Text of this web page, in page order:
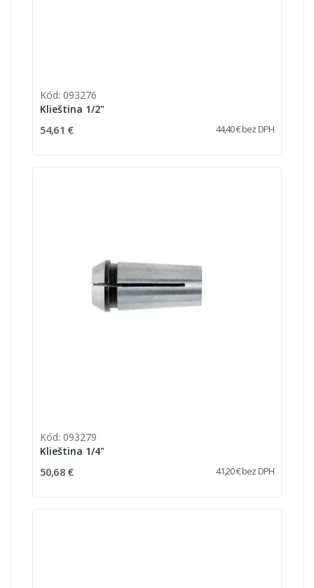
Kód: 093276
Klieština 1/2"
54,61 € 44,40 € bez DPH
Kód: 093279
Klieština 1/4"
50,68 € 41,20 € bez DPH